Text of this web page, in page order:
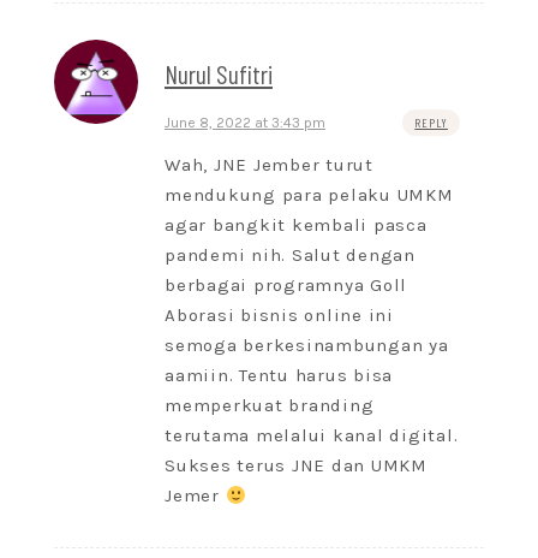
Nurul Sufitri
June 8, 2022 at 3:43 pm REPLY
Wah, JNE Jember turut
mendukung para pelaku UMKM
agar bangkit kembali pasca
pandemi nih. Salut dengan
berbagai programnya Goll
Aborasi bisnis online ini
semoga berkesinambungan ya
aamiin. Tentu harus bisa
memperkuat branding
terutama melalui kanal digital.
Sukses terus JNE dan UMKM
Jemer